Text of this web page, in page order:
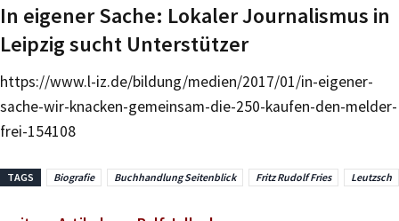
In eigener Sache: Lokaler Journalismus in
Leipzig sucht Unterstützer
https://www.l-iz.de/bildung/medien/2017/01/in-eigener-
sache-wir-knacken-gemeinsam-die-250-kaufen-den-melder-
frei-154108
TAGS Biografie Buchhandlung Seitenblick Fritz Rudolf Fries Leutzsch